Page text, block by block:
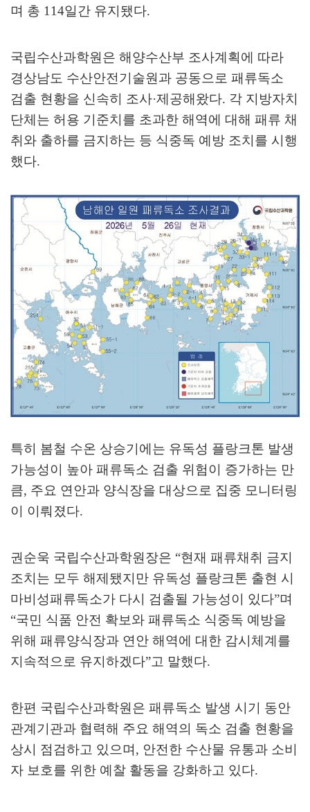
며 총 114일간 유지됐다.
국립수산과학원은 해양수산부 조사계획에 따라
경상남도 수산안전기술원과 공동으로 패류독소
검출 현황을 신속히 조사·제공해왔다. 각 지방자치
단체는 허용 기준치를 초과한 해역에 대해 패류 채
취와 출하를 금지하는 등 식중독 예방 조치를 시행
했다.
특히 봄철 수온 상승기에는 유독성 플랑크톤 발생
가능성이 높아 패류독소 검출 위험이 증가하는 만
큼, 주요 연안과 양식장을 대상으로 집중 모니터링
이 이뤄졌다.
권순욱 국립수산과학원장은 “현재 패류채취 금지
조치는 모두 해제됐지만 유독성 플랑크톤 출현 시
마비성패류독소가 다시 검출될 가능성이 있다”며
“국민 식품 안전 확보와 패류독소 식중독 예방을
위해 패류양식장과 연안 해역에 대한 감시체계를
지속적으로 유지하겠다”고 말했다.
한편 국립수산과학원은 패류독소 발생 시기 동안
관계기관과 협력해 주요 해역의 독소 검출 현황을
상시 점검하고 있으며 , 안전한 수산물 유통과 소비
자 보호를 위한 예찰 활동을 강화하고 있다.